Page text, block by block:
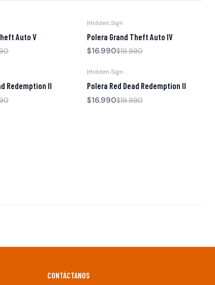
Auto V
|Hidden Sign
Polera Grand Theft Auto IV
$16.990$19.990
Redemption II
|Hidden Sign
Polera Red Dead Redemption II
$16.990$19.990
CONTÁCTANOS